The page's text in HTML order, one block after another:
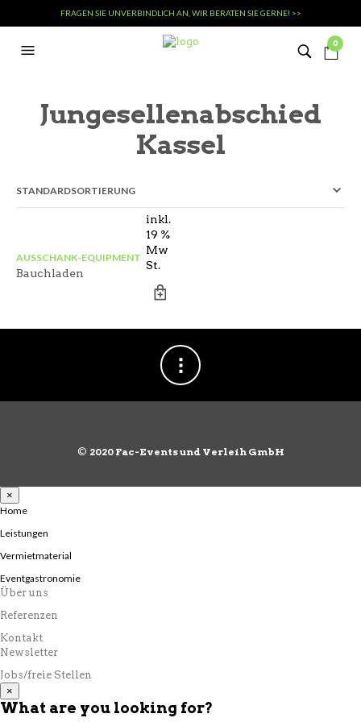
FRAGEN SIE UNVERBINDLICH AN, WIR BERATEN SIE GERNE! >>
0
Jungesellenabschied
Kassel
inkl.
19 %
Mw
St.
AUSSCHANK-EQUIPMENT
Bauchladen
© 2020 Fac-Events und Verleih GmbH
×
Home
Leistungen
Vermietmaterial
Eventgastronomie
Über uns
Referenzen
Kontakt
Newsletter
Jobs/freie Stellen
×
What are you looking for?